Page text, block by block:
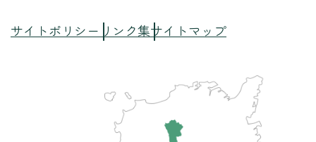
サイトポリシー リンク集サイトマップ